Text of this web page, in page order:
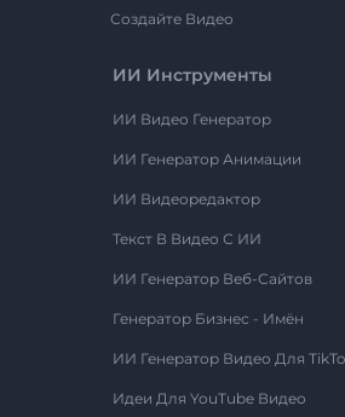
Создайте Видео
ИИ Инструменты
ИИ Видео Генератор
ИИ Генератор Анимации
ИИ Видеоредактор
Текст В Видео С ИИ
ИИ Генератор Веб-Сайтов
Генератор Бизнес - Имён
ИИ Генератор Видео Для
Идеи Для YouTube Видео